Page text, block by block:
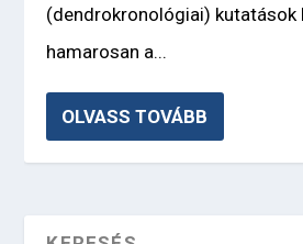
(dendrokronológiai) kutatások
hamarosan a...
OLVASS TOVÁBB